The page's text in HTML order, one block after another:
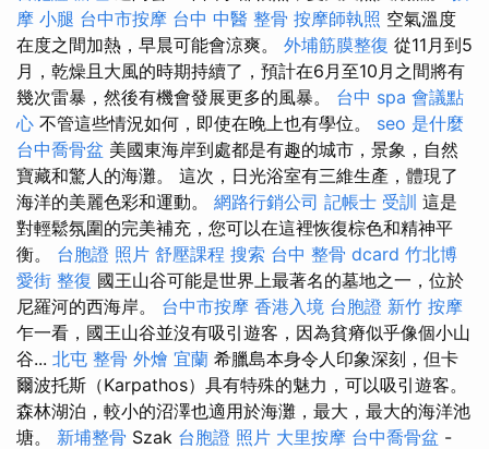
摩 小腿 台中市按摩 台中 中醫 整骨 按摩師執照 空氣溫度
在度之間加熱，早晨可能會涼爽。 外埔筋膜整復 從11月到5
月，乾燥且大風的時期持續了，預計在6月至10月之間將有
幾次雷暴，然後有機會發展更多的風暴。 台中 spa 會議點
心 不管這些情況如何，即使在晚上也有學位。 seo 是什麼
台中喬骨盆 美國東海岸到處都是有趣的城市，景象，自然
寶藏和驚人的海灘。 這次，日光浴室有三維生產，體現了
海洋的美麗色彩和運動。 網路行銷公司 記帳士 受訓 這是
對輕鬆氛圍的完美補充，您可以在這裡恢復棕色和精神平
衡。 台胞證 照片 舒壓課程 搜索 台中 整骨 dcard 竹北博
愛街 整復 國王山谷可能是世界上最著名的墓地之一，位於
尼羅河的西海岸。 台中市按摩 香港入境 台胞證 新竹 按摩
乍一看，國王山谷並沒有吸引遊客，因為貧瘠似乎像個小山
谷... 北屯 整骨 外燴 宜蘭 希臘島本身令人印象深刻，但卡
爾波托斯（Karpathos）具有特殊的魅力，可以吸引遊客。
森林湖泊，較小的沼澤也適用於海灘，最大，最大的海洋池
塘。 新埔整骨 Szak 台胞證 照片 大里按摩 台中喬骨盆 -